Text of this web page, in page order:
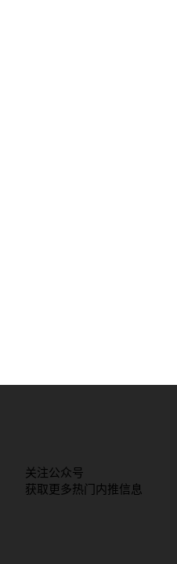
关注公众号
获取更多热门内推信息